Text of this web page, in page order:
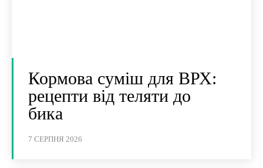
Кормова суміш для ВРХ:
рецепти від теляти до
бика
7 СЕРПНЯ 2026